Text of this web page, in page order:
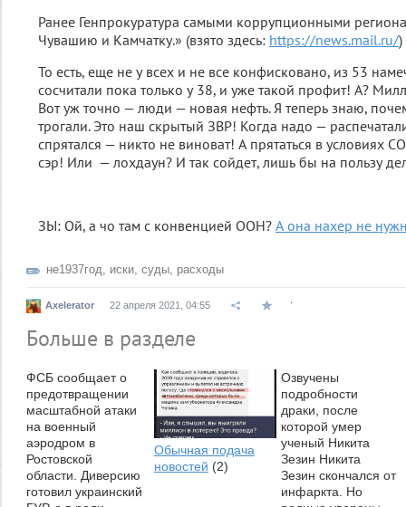
Ранее Генпрокуратура самыми коррупционными
Чувашию и Камчатку.» (взято здесь: https://news.mail.ru/)
То есть, еще не у всех и не все конфисковано, из 53
сосчитали пока только у 38, и уже такой профит! А?
Вот уж точно — люди — новая нефть. Я теперь знаю,
трогали. Это наш скрытый ЗВР! Когда надо —
спрятался — никто не виноват! А прятаться в условиях
сэр! Или — лохдаун? И так сойдет, лишь бы на пользу
ЗЫ: Ой, а чо там с конвенцией ООН? А она нахер не
не1937год, иски, суды, расходы
Axelerator 22 апреля 2021, 04:55
Больше в разделе
ФСБ сообщает о
предотвращении
масштабной атаки
на военный
аэродром в
Ростовской
области. Диверсию
готовил украинский
Обычная подача
новостей (2)
Озвучены
подробности
драки, после
которой умер
ученый Никита
Зезин Никита
Зезин скончался от
инфаркта. Но